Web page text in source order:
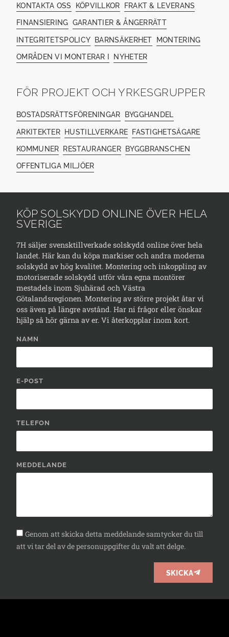
KONTAKTA OSS KÖPVILLKOR FRAKT & LEVERANS
FINANSIERING GARANTIER & ÅNGERRÄTT
INTEGRITETSPOLICY BARNSÄKERHET MONTERING
OMRÅDEN VI MONTERAR I NYHETER
FÖR PROJEKT OCH YRKESGRUPPER
BOSTADSRÄTTSFÖRENINGAR BYGGHANDEL
ARKITEKTER HUSTILLVERKARE FASTIGHETSÄGARE
KOMMUNER RESTAURANGER BYGGBRANSCHEN
OFFENTLIGA MILJÖER
KÖP SOLSKYDD ONLINE ÖVER HELA
SVERIGE
7H säljer svensktillverkade solskydd online över hela
landet. Här kan du köpa markiser och andra moderna
solskydd av hög kvalitet. Montering och inkoppling av
motoriserade solskydd utför våra egna montörer
mestadels inom Sjuhärad och Västra
Götalandsregionen. Montering av större projekt åtar vi
oss även på längre avstånd. Har ni frågor eller önskar
hjälp så hör gärna av er. Vi återkopplar inom kort.
NAMN
E-POST
TELEFON
MEDDELANDE
Genom att skicka detta meddelande samtycker du till
att vi tar del av de personuppgifter du valt att delge.
SKICKA